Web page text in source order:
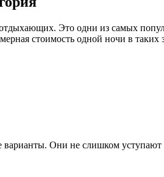
Это одни из самых
стоимость одной ночи в таких
Они не слишком